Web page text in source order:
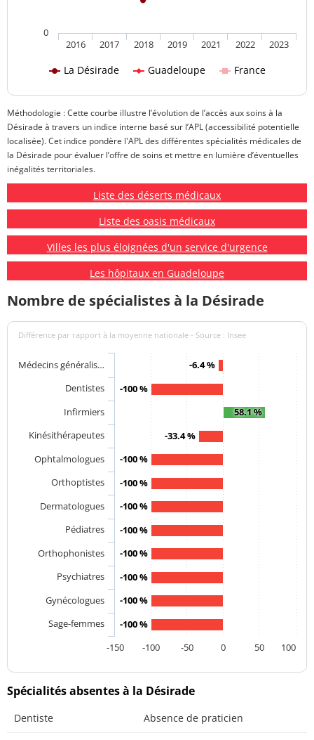
La Désirade Guadeloupe France
2016 2017 2018 2019 2021 2022 2023
0
Méthodologie : Cette courbe illustre l’évolution de l’accès aux soins à la
Désirade à travers un indice interne basé sur l’APL (accessibilité potentielle
localisée). Cet indice pondère l'APL des différentes spécialités médicales de
la Désirade pour évaluer l’offre de soins et mettre en lumière d’éventuelles
inégalités territoriales.
Liste des déserts médicaux
Liste des oasis médicaux
Villes les plus éloignées d'un service d'urgence
Les hôpitaux en Guadeloupe
Nombre de spécialistes à la Désirade
Différence par rapport à la moyenne nationale - Source : Insee
-6.4 %
-100 %
58.1 %
-33.4 %
-100 %
-100 %
-100 %
-100 %
-100 %
-100 %
-100 %
-100 %
Médecins généralis…
Dentistes
Infirmiers
Kinésithérapeutes
Ophtalmologues
Orthoptistes
Dermatologues
Pédiatres
Orthophonistes
Psychiatres
Gynécologues
Sage-femmes
-100
-50 0 50
-150 100
Spécialités absentes à la Désirade
Dentiste Absence de praticien